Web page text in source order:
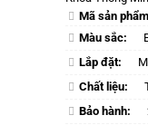
Mã sản
Màu sắc:
Lắp đặt:
Chất liệu:
Bảo hành: